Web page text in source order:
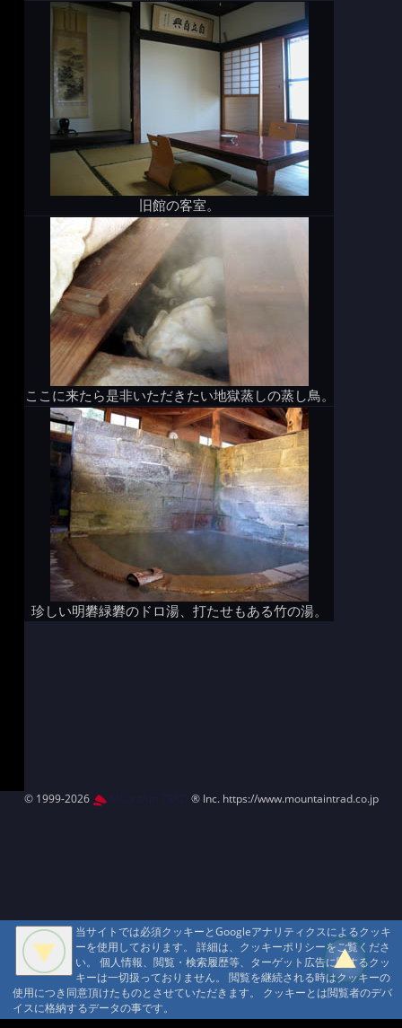
旧館の客室。
ここに来たら是非いただきたい地獄蒸しの蒸し鳥。
珍しい明礬緑礬のドロ湯、打たせもある竹の湯。
© 1999-2026 MountAin TRAD ® Inc. https://www.mountaintrad.co.jp
当サイトでは必須クッキーとGoogleアナリティクスによるクッキ
ーを使用しております。 詳細は、クッキーポリシーをご覧くださ
い。 個人情報、閲覧・検索履歴等、ターゲット広告に関するクッ
キーは一切扱っておりません。 閲覧を継続される時はクッキーの
使用につき同意頂けたものとさせていただきます。 クッキーとは閲覧者のデバ
イスに格納するデータの事です。